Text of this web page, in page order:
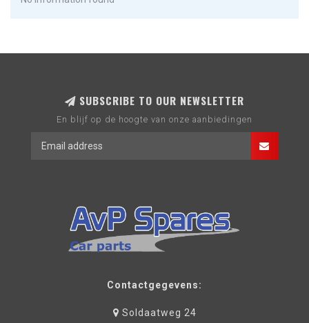
SUBSCRIBE TO OUR NEWSLETTER
En blijf op de hoogte van onze aanbiedingen
Contactgegevens:
Soldaatweg 24